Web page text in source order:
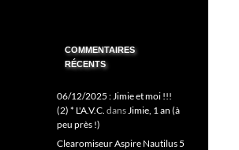
COMMENTAIRES
RÉCENTS
06/12/2025 : Jimie et moi !!!
(2) * L'A.V.C. dansJimie, 1 an (à
peu près !)
Clearomiseur Aspire Nautilus 5